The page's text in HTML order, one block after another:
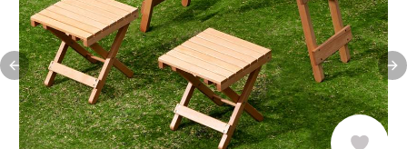
Previous slide